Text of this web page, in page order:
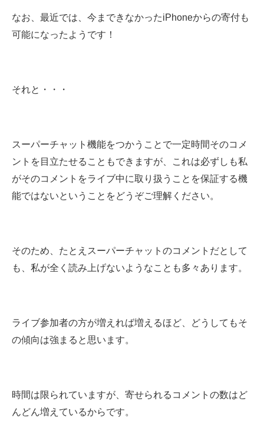
なお、最近では、今まできなかったiPhoneからの寄付も
可能になったようです！
それと・・・
スーパーチャット機能をつかうことで一定時間そのコメ
ントを目立たせることもできますが、これは必ずしも私
がそのコメントをライブ中に取り扱うことを保証する機
能ではないということをどうぞご理解ください。
そのため、たとえスーパーチャットのコメントだとして
も、私が全く読み上げないようなことも多々あります。
ライブ参加者の方が増えれば増えるほど、どうしてもそ
の傾向は強まると思います。
時間は限られていますが、寄せられるコメントの数はど
んどん増えているからです。